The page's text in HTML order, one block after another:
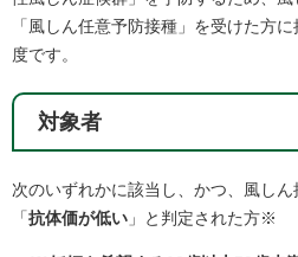
「風しん任意予防接種」を受けた方
度です。
対象者
次のいずれかに該当し、かつ、風し
「抗体価が低い 」と判定された方※